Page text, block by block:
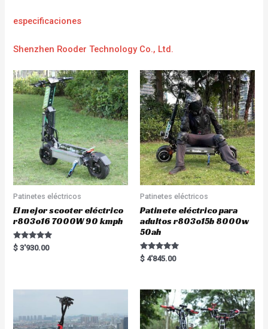
especificaciones
Shenzhen Rooder Technology Co., Ltd.
Patinetes eléctricos
El mejor scooter eléctrico
r803o16 7000W 90 kmph
Rated
5.00
$ 3'930.00
Patinetes eléctricos
Patinete eléctrico para
adultos r803o15b 8000w
50ah
Rated
5.00
$ 4'845.00